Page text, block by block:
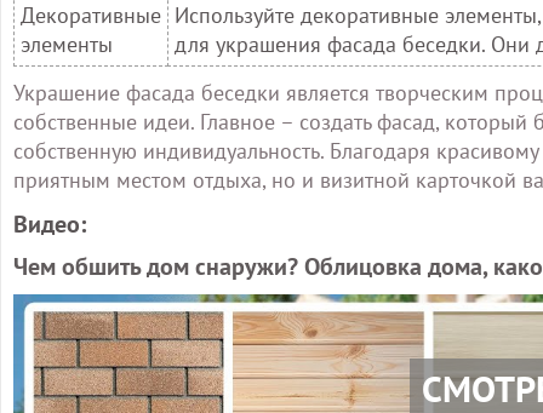
Декоративные
элементы
Используйте декоративные
для украшения фасада беседки. Они
Украшение фасада беседки является творческим
собственные идеи. Главное – создать фасад, который
собственную индивидуальность. Благодаря
приятным местом отдыха, но и визитной карточкой
Видео:
Чем обшить дом снаружи? Облицовка дома,